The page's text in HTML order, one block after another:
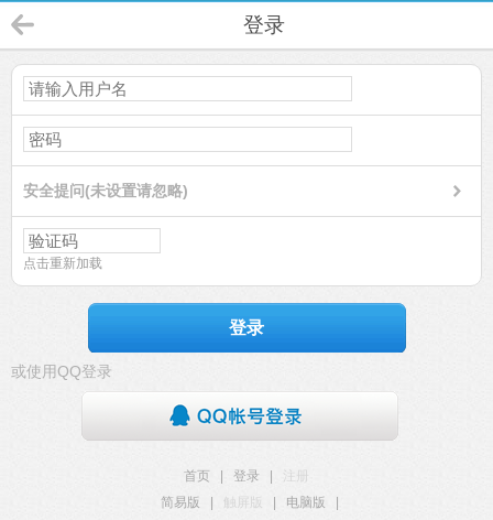
登录
安全提问(未设置请忽略)
点击重新加载
登录
或使用QQ登录
首页 登录
注册
简易版
触屏版 电脑版